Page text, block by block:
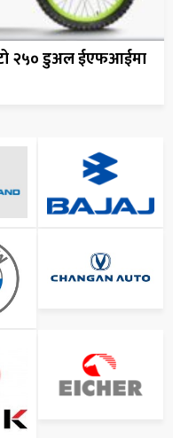
२५० डुअल ईएफआईमा